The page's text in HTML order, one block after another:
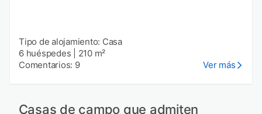
Tipo de alojamiento: Casa
6 huéspedes
210 m²
Comentarios: 9
Ver más
Casas de campo que admiten